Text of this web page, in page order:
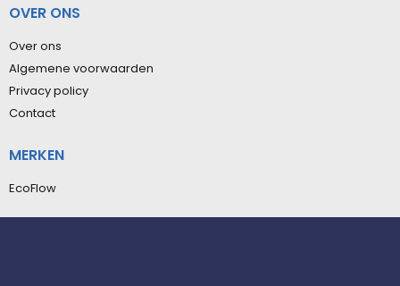
OVER ONS
Over ons
Algemene voorwaarden
Privacy policy
Contact
MERKEN
EcoFlow